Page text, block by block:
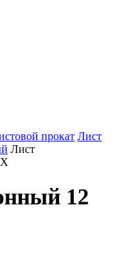
прокат Лист
Лист
12